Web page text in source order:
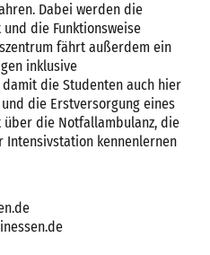
Dabei werden die
die Funktionsweise
fährt außerdem ein
inklusive
die Studenten auch hier
die Erstversorgung eines
über die Notfallambulanz, die
Intensivstation kennenlernen